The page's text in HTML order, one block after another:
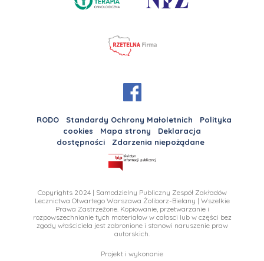
RODO Standardy Ochrony Małoletnich
Polityka
cookies
Mapa strony
Deklaracja
dostępności
Zdarzenia niepożądane
Copyrights 2024 | Samodzielny Publiczny Zespół Zakładów
Lecznictwa Otwartego Warszawa Żoliborz-Bielany | Wszelkie
Prawa Zastrzeżone. Kopiowanie, przetwarzanie i
rozpowszechnianie tych materiałow w całosci lub w części bez
zgody właściciela jest zabronione i stanowi naruszenie praw
autorskich.
Projekt i wykonanie